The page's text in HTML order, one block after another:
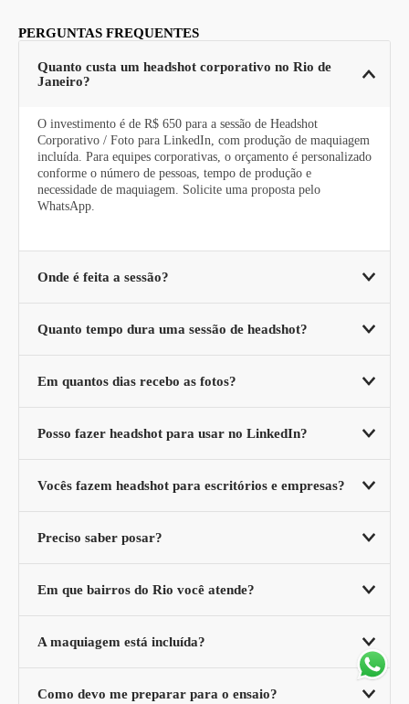
PERGUNTAS FREQUENTES
Quanto custa um headshot corporativo no Rio de
Janeiro?
O investimento é de R$ 650 para a sessão de Headshot
Corporativo / Foto para LinkedIn, com produção de maquiagem
incluída. Para equipes corporativas, o orçamento é personalizado
conforme o número de pessoas, tempo de produção e
necessidade de maquiagem. Solicite uma proposta pelo
WhatsApp.
Onde é feita a sessão?
Quanto tempo dura uma sessão de headshot?
Em quantos dias recebo as fotos?
Posso fazer headshot para usar no LinkedIn?
Vocês fazem headshot para escritórios e empresas?
Preciso saber posar?
Em que bairros do Rio você atende?
A maquiagem está incluída?
Como devo me preparar para o ensaio?